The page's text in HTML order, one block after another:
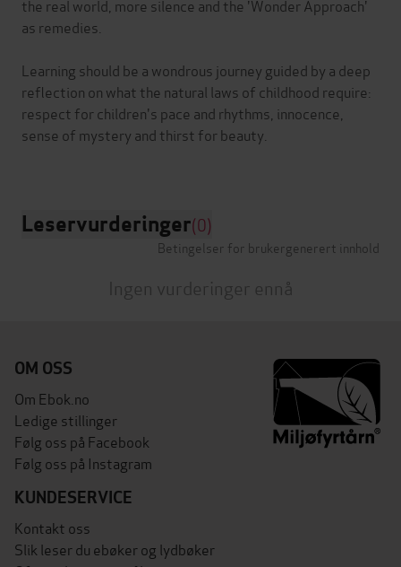
the real world, more silence and the 'Wonder Approach'
as remedies.
Learning should be a wondrous journey guided by a deep
reflection on what the natural laws of childhood require:
respect for children's pace and rhythms, innocence,
sense of mystery and thirst for beauty.
Leservurderinger(0)
Betingelser for brukergenerert innhold
Ingen vurderinger ennå
OM OSS
Om Ebok.no
Ledige stillinger
Følg oss på Facebook
Følg oss på Instagram
KUNDESERVICE
Kontakt oss
Slik leser du ebøker og lydbøker